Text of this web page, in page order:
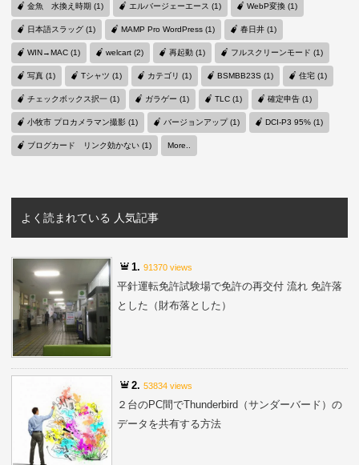
金魚 水換え時期 (1) エルバージェーエース (1) WebP変換 (1)
日本語スラッグ (1) MAMP Pro WordPress (1) 春日井 (1)
WIN→MAC (1) welcart (2) 再起動 (1) フルスクリーンモード (1)
写真 (1) Tシャツ (1) カテゴリ (1) BSMBB23S (1) 住宅 (1)
チェックボックス択一 (1) ガラゲー (1) TLC (1) 確定申告 (1)
小牧市 プロカメラマン撮影 (1) バージョンアップ (1) DCI-P3 95% (1)
ブログカード リンク効かない (1) More..
よく読まれている 人気記事
1.91370 views
平針運転免許試験場で免許の再交付 流れ 免許落
とした（財布落とした）
2.53834 views
２台のPC間でThunderbird（サンダーバード）の
データを共有する方法